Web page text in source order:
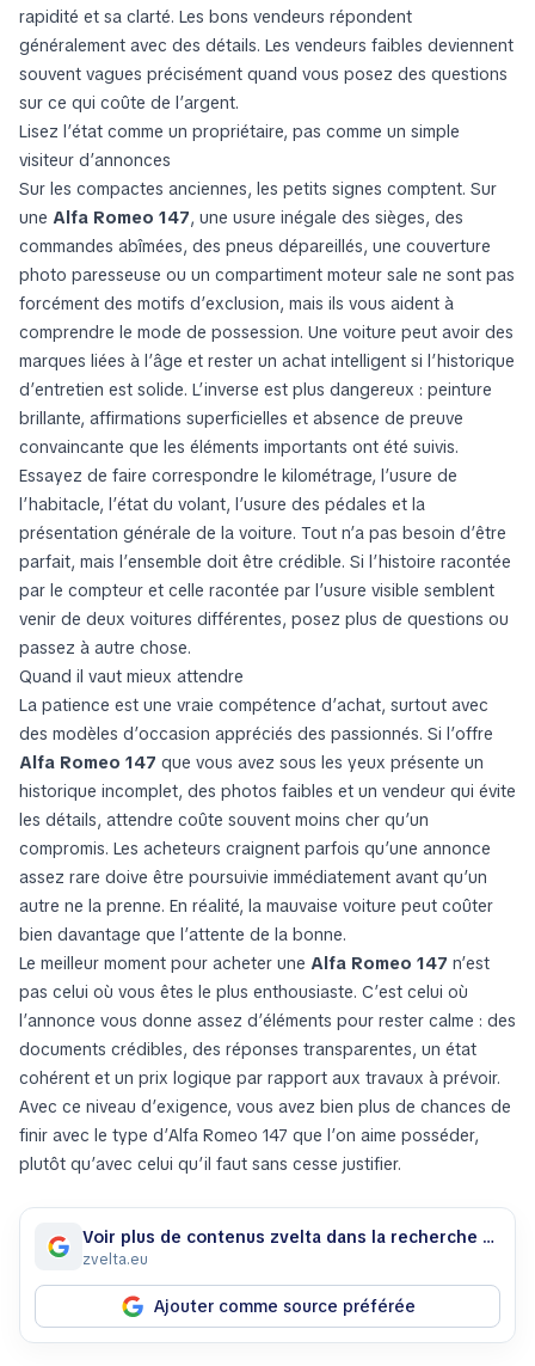
rapidité et sa clarté. Les bons vendeurs répondent
généralement avec des détails. Les vendeurs faibles deviennent
souvent vagues précisément quand vous posez des questions
sur ce qui coûte de l’argent.
Lisez l’état comme un propriétaire, pas comme un simple
visiteur d’annonces
Sur les compactes anciennes, les petits signes comptent. Sur
une Alfa Romeo 147, une usure inégale des sièges, des
commandes abîmées, des pneus dépareillés, une couverture
photo paresseuse ou un compartiment moteur sale ne sont pas
forcément des motifs d’exclusion, mais ils vous aident à
comprendre le mode de possession. Une voiture peut avoir des
marques liées à l’âge et rester un achat intelligent si l’historique
d’entretien est solide. L’inverse est plus dangereux : peinture
brillante, affirmations superficielles et absence de preuve
convaincante que les éléments importants ont été suivis.
Essayez de faire correspondre le kilométrage, l’usure de
l’habitacle, l’état du volant, l’usure des pédales et la
présentation générale de la voiture. Tout n’a pas besoin d’être
parfait, mais l’ensemble doit être crédible. Si l’histoire racontée
par le compteur et celle racontée par l’usure visible semblent
venir de deux voitures différentes, posez plus de questions ou
passez à autre chose.
Quand il vaut mieux attendre
La patience est une vraie compétence d’achat, surtout avec
des modèles d’occasion appréciés des passionnés. Si l’offre
Alfa Romeo 147 que vous avez sous les yeux présente un
historique incomplet, des photos faibles et un vendeur qui évite
les détails, attendre coûte souvent moins cher qu’un
compromis. Les acheteurs craignent parfois qu’une annonce
assez rare doive être poursuivie immédiatement avant qu’un
autre ne la prenne. En réalité, la mauvaise voiture peut coûter
bien davantage que l’attente de la bonne.
Le meilleur moment pour acheter une Alfa Romeo 147 n’est
pas celui où vous êtes le plus enthousiaste. C’est celui où
l’annonce vous donne assez d’éléments pour rester calme : des
documents crédibles, des réponses transparentes, un état
cohérent et un prix logique par rapport aux travaux à prévoir.
Avec ce niveau d’exigence, vous avez bien plus de chances de
finir avec le type d’Alfa Romeo 147 que l’on aime posséder,
plutôt qu’avec celui qu’il faut sans cesse justifier.
Voir plus de contenus zvelta dans la recherche Google
zvelta.eu
Ajouter comme source préférée